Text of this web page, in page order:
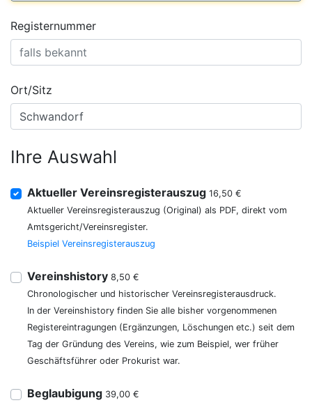
Registernummer
Ort/Sitz
Ihre Auswahl
Aktueller Vereinsregisterauszug 16,50 €
Aktueller Vereinsregisterauszug (Original) als PDF, direkt vom
Amtsgericht/Vereinsregister.
Beispiel Vereinsregisterauszug
Vereinshistory 8,50 €
Chronologischer und historischer Vereinsregisterausdruck.
In der Vereinshistory finden Sie alle bisher vorgenommenen
Registereintragungen (Ergänzungen, Löschungen etc.) seit dem
Tag der Gründung des Vereins, wie zum Beispiel, wer früher
Geschäftsführer oder Prokurist war.
Beglaubigung 39,00 €